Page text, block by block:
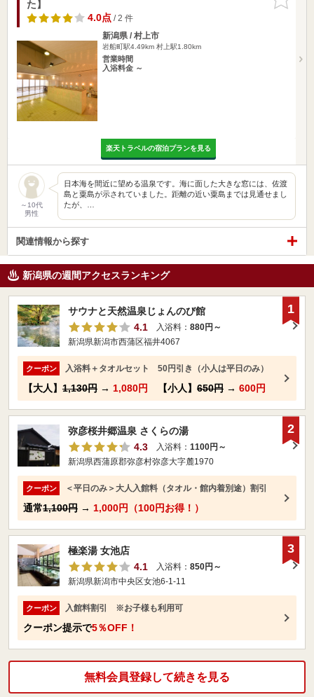
りに追加
た】
4.0点/ 2 件
新潟県 / 村上市
岩船町駅4.49km 村上駅1.80km
営業時間
入浴料金 ～
楽天トラベルの宿泊プランを見る
～10代
男性
日本海を間近に望める温泉です。海に面した大きな窓には、佐渡
島と粟島が示されていました。距離の近い粟島までは見通せまし
たが、…
関連情報から探す
新潟県の週間アクセスランキング
サウナと天然温泉じょんのび館
4.1
入浴料： 880円～
新潟県新潟市西蒲区福井4067
クーポン 入浴料＋タオルセット 50円引き（小人は平日のみ）
【大人】 1,130円 → 1,080円 【小人】 650円 → 600円
1
弥彦桜井郷温泉 さくらの湯
4.3
入浴料： 1100円～
新潟県西蒲原郡弥彦村弥彦大字麓1970
クーポン ＜平日のみ＞大人入館料（タオル・館内着別途）割引
通常1,100円 → 1,000円（100円お得！）
2
極楽湯 女池店
4.1
入浴料： 850円～
新潟県新潟市中央区女池6-1-11
クーポン 入館料割引 ※お子様も利用可
クーポン提示で5％OFF！
3
無料会員登録して続きを見る